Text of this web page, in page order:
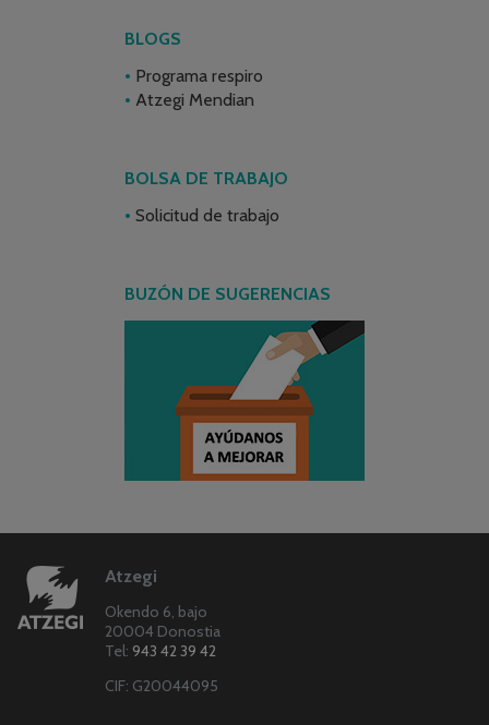
BLOGS
Programa respiro
Atzegi Mendian
BOLSA DE TRABAJO
Solicitud de trabajo
BUZÓN DE SUGERENCIAS
Atzegi
Okendo 6, bajo
20004 Donostia
Tel: 943 42 39 42
CIF: G20044095